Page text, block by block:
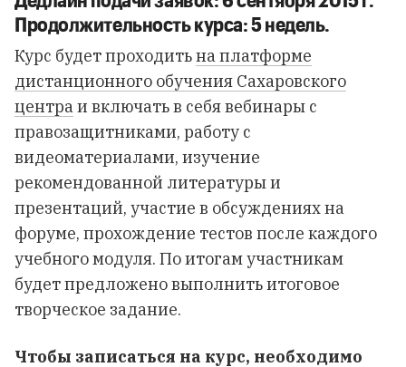
Продолжительность курса: 5 недель.
Курс будет проходитьна платформе
дистанционного обучения Сахаровского
центраи включать в себя вебинары с
правозащитниками, работу с
видеоматериалами, изучение
рекомендованной литературы и
презентаций, участие в обсуждениях на
форуме, прохождение тестов после каждого
учебного модуля. По итогам участникам
будет предложено выполнить итоговое
творческое задание.
Чтобы записаться на курс, необходимо